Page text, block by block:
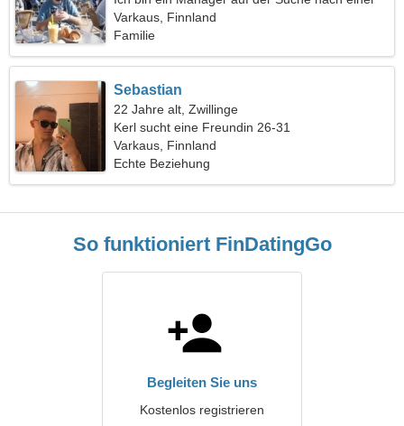
netten Frau
Varkaus, Finnland
Familie
Sebastian
22 Jahre alt, Zwillinge
Kerl sucht eine Freundin 26-31
Varkaus, Finnland
Echte Beziehung
So funktioniert FinDatingGo
Begleiten Sie uns
Kostenlos registrieren